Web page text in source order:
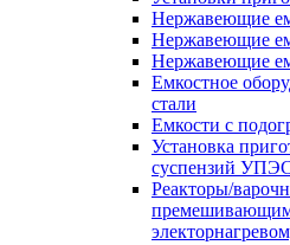
Нержавеющие
Нержавеющие
Нержавеющие
Емкостное
стали
Емкости с
Установка
суспензий
Реакторы/
премешивающим